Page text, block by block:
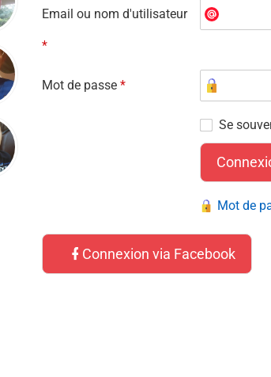
Email ou nom d'utilisateur
*
Mot de passe *
Se
Mot de
Connexion via Facebook